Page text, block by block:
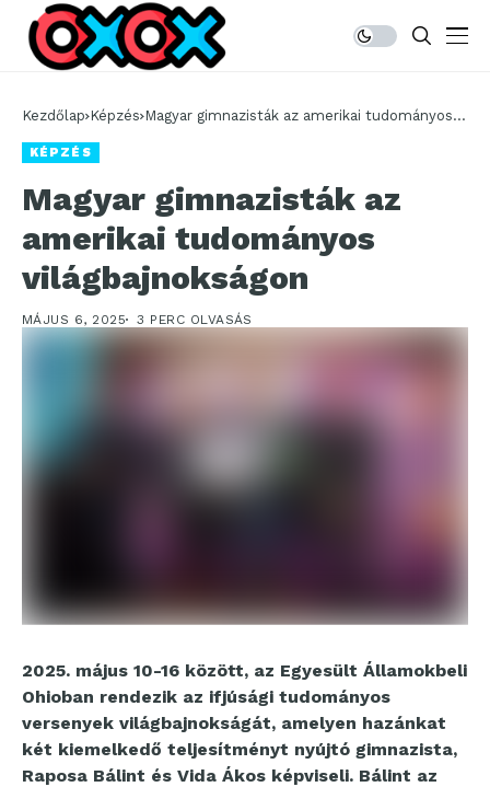
Kezdőlap Képzés Magyar gimnazisták az amerikai tudományos
KÉPZÉS
Magyar gimnazisták az
amerikai tudományos
világbajnokságon
MÁJUS 6, 2025 3 PERC OLVASÁS
2025. május 10-16 között, az Egyesült Államokbeli
Ohioban rendezik az ifjúsági tudományos
versenyek világbajnokságát, amelyen hazánkat
két kiemelkedő teljesítményt nyújtó gimnazista,
Raposa Bálint és Vida Ákos képviseli. Bálint az